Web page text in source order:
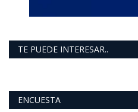
TE PUEDE INTERESAR..
ENCUESTA